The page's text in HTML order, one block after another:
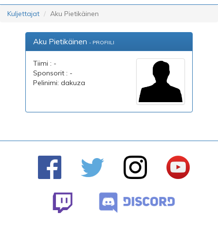
Kuljettajat Aku Pietikäinen
Aku Pietikäinen - PROFIILI
Tiimi : -
Sponsorit : -
Pelinimi: dakuza